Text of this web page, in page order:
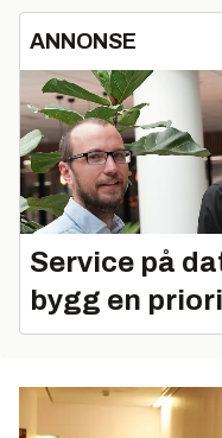
ANNONSE
Service på
bygg en